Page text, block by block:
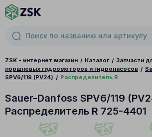
ZSK - интернет магазин Каталог
Запчасти
поршневых гидромоторов и гидронасосов
SPV6/119 (PV24)
Распределитель R
Sauer-Danfoss SPV6/119
Распределитель R 725-4401